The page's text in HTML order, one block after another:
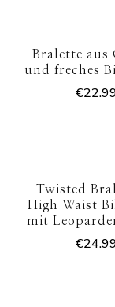
Bralette aus
und freches
€
Twisted
High Waist
mit
€